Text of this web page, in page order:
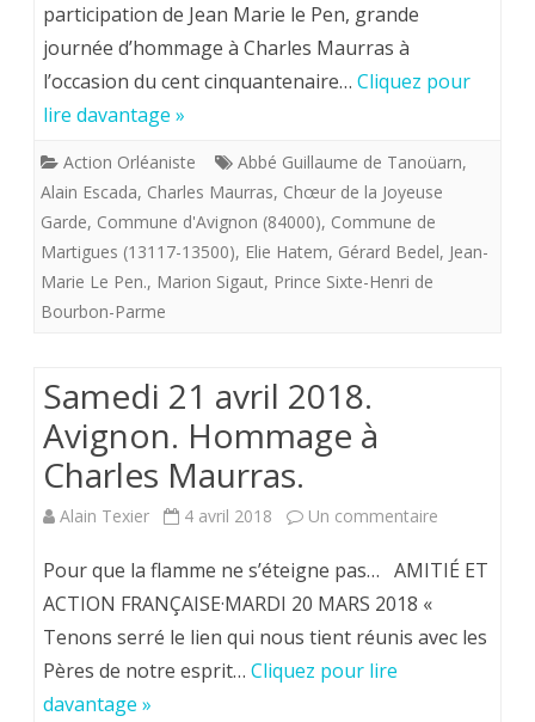
!
à
participation de Jean Marie le Pen, grande
journée d’hommage à Charles Maurras à
l’occasion du cent cinquantenaire… Cliquez pour
lire davantage »
Action Orléaniste Abbé Guillaume de Tanoüarn,
Alain Escada, Charles Maurras, Chœur de la Joyeuse
Garde, Commune d'Avignon (84000), Commune de
Martigues (13117-13500), Elie Hatem, Gérard Bedel, Jean-
Marie Le Pen., Marion Sigaut, Prince Sixte-Henri de
Bourbon-Parme
Samedi 21 avril 2018.
Avignon. Hommage à
Charles Maurras.
Alain Texier 4 avril 2018 Un commentaire
Samedi
avril
Pour que la flamme ne s’éteigne pas… AMITIÉ ET
ACTION FRANÇAISE·MARDI 20 MARS 2018 «
Tenons serré le lien qui nous tient réunis avec les
Pères de notre esprit… Cliquez pour lire
davantage »